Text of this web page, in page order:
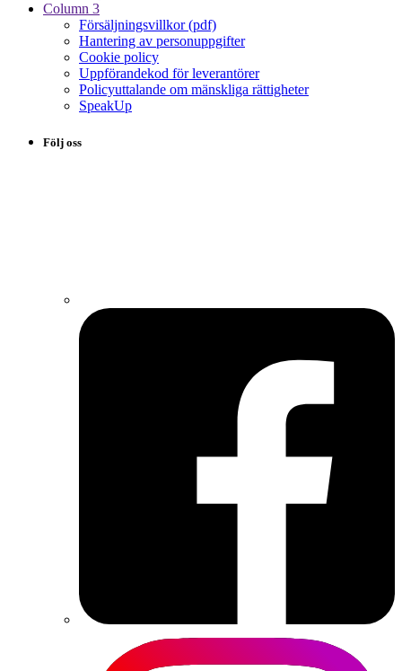
Column 3
Försäljningsvillkor (pdf)
Hantering av personuppgifter
Cookie policy
Uppförandekod för leverantörer
Policyuttalande om mänskliga rättigheter
SpeakUp
Följ oss